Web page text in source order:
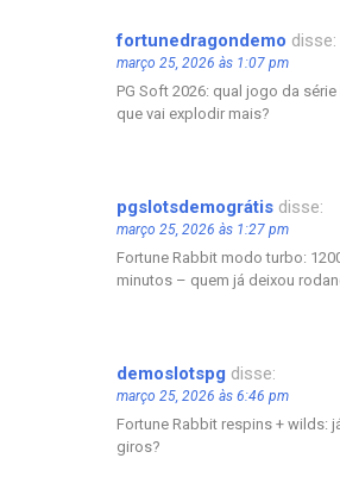
fortunedragondemo disse:
março 25, 2026 às 1:07 pm
PG Soft 2026: qual jogo da
que vai explodir mais?
pgslotsdemográtis disse:
março 25, 2026 às 1:27 pm
Fortune Rabbit modo turbo:
minutos – quem já deixou
demoslotspg disse:
março 25, 2026 às 6:46 pm
Fortune Rabbit respins + wilds:
giros?